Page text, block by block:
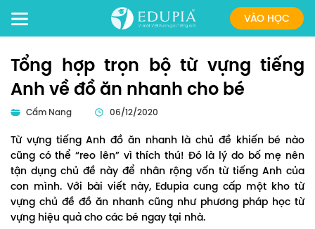
VÀO HỌC
Tổng hợp trọn bộ từ vựng tiếng
Anh về đồ ăn nhanh cho bé
Cẩm Nang 06/12/2020
Từ vựng tiếng Anh đồ ăn nhanh là chủ đề khiến bé nào
cũng có thể “reo lên” vì thích thú! Đó là lý do bố mẹ nên
tận dụng chủ đề này để nhân rộng vốn từ tiếng Anh của
con mình. Với bài viết này, Edupia cung cấp một kho từ
vựng chủ đề đồ ăn nhanh cũng như phương pháp học từ
vựng hiệu quả cho các bé ngay tại nhà.